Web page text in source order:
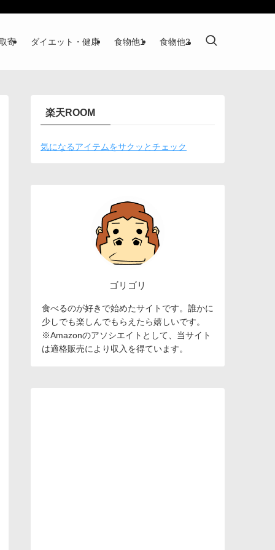
寄 ダイエット・健康 食物他1 食物他2
楽天ROOM
気になるアイテムをサクッとチェック
ゴリゴリ
食べるのが好きで始めたサイトです。誰かに
少しでも楽しんでもらえたら嬉しいです。
※Amazonのアソシエイトとして、当サイト
は適格販売により収入を得ています。